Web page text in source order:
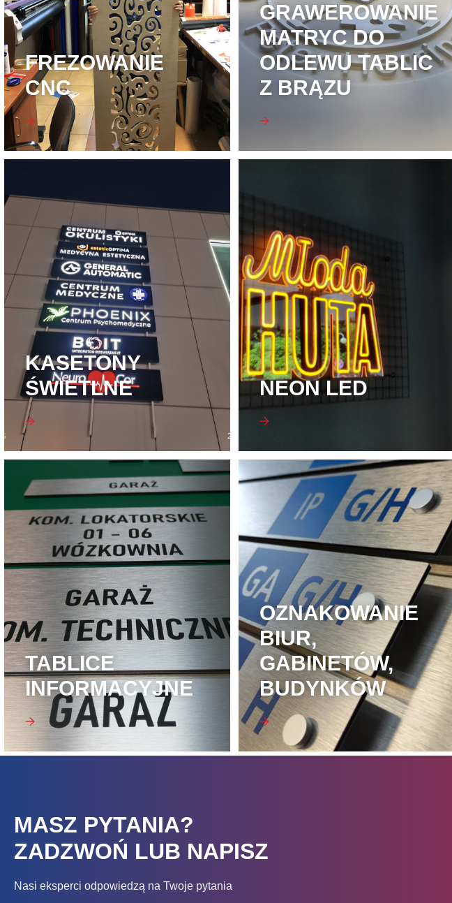
FREZOWANIE
CNC
GRAWEROWANIE
MATRYC DO
ODLEWU TABLIC
Z BRĄZU
KASETONY
ŚWIETLNE
NEON LED
TABLICE
INFORMACYJNE
OZNAKOWANIE
BIUR,
GABINETÓW,
BUDYNKÓW
MASZ PYTANIA?
ZADZWOŃ LUB NAPISZ
Nasi eksperci odpowiedzą na Twoje pytania